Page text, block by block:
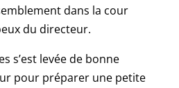
dans la cour
du directeur.
s’est levée de bonne
pour préparer une petite